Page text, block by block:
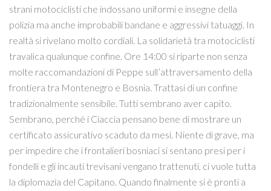
strani motociclisti che indossano uniformi e insegne della
polizia ma anche improbabili bandane e aggressivi tatuaggi. In
realtà si rivelano molto cordiali. La solidarietà tra motociclisti
travalica qualunque confine. Ore 14:00 si riparte non senza
molte raccomandazioni di Peppe sull’attraversamento della
frontiera tra Montenegro e Bosnia. Trattasi di un confine
tradizionalmente sensibile. Tutti sembrano aver capito.
Sembrano, perché i Ciaccia pensano bene di mostrare un
certificato assicurativo scaduto da mesi. Niente di grave, ma
per impedire che i frontalieri bosniaci si sentano presi per i
fondelli e gli incauti trevisani vengano trattenuti, ci vuole tutta
la diplomazia del Capitano. Quando finalmente si è pronti a